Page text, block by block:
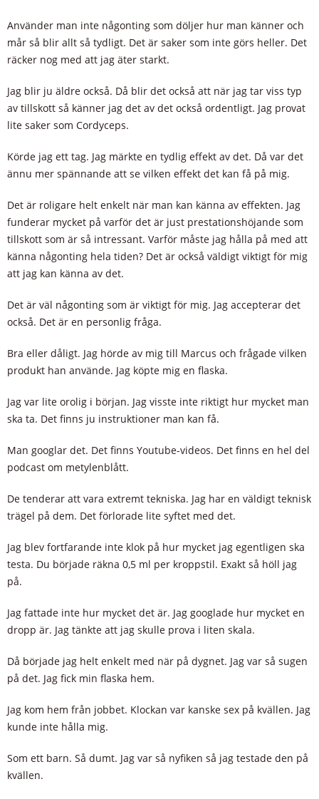
Använder man inte någonting som döljer hur man känner och
mår så blir allt så tydligt. Det är saker som inte görs heller. Det
räcker nog med att jag äter starkt.
Jag blir ju äldre också. Då blir det också att när jag tar viss typ
av tillskott så känner jag det av det också ordentligt. Jag provat
lite saker som Cordyceps.
Körde jag ett tag. Jag märkte en tydlig effekt av det. Då var det
ännu mer spännande att se vilken effekt det kan få på mig.
Det är roligare helt enkelt när man kan känna av effekten. Jag
funderar mycket på varför det är just prestationshöjande som
tillskott som är så intressant. Varför måste jag hålla på med att
känna någonting hela tiden? Det är också väldigt viktigt för mig
att jag kan känna av det.
Det är väl någonting som är viktigt för mig. Jag accepterar det
också. Det är en personlig fråga.
Bra eller dåligt. Jag hörde av mig till Marcus och frågade vilken
produkt han använde. Jag köpte mig en flaska.
Jag var lite orolig i början. Jag visste inte riktigt hur mycket man
ska ta. Det finns ju instruktioner man kan få.
Man googlar det. Det finns Youtube-videos. Det finns en hel del
podcast om metylenblått.
De tenderar att vara extremt tekniska. Jag har en väldigt teknisk
trägel på dem. Det förlorade lite syftet med det.
Jag blev fortfarande inte klok på hur mycket jag egentligen ska
testa. Du började räkna 0,5 ml per kroppstil. Exakt så höll jag
på.
Jag fattade inte hur mycket det är. Jag googlade hur mycket en
dropp är. Jag tänkte att jag skulle prova i liten skala.
Då började jag helt enkelt med när på dygnet. Jag var så sugen
på det. Jag fick min flaska hem.
Jag kom hem från jobbet. Klockan var kanske sex på kvällen. Jag
kunde inte hålla mig.
Som ett barn. Så dumt. Jag var så nyfiken så jag testade den på
kvällen.